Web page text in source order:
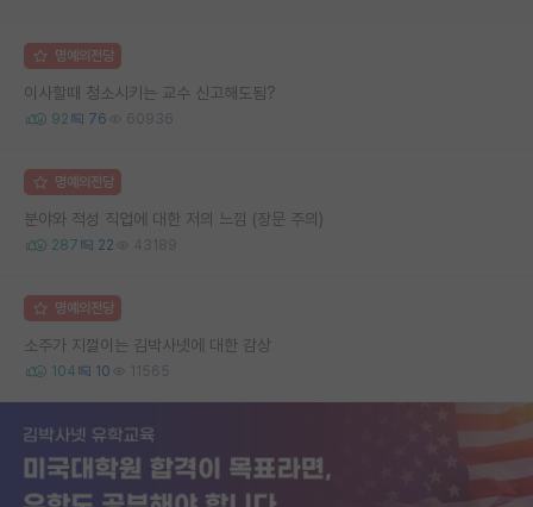
명예의전당
이사할때 청소시키는 교수 신고해도됨?
92 76 60936
명예의전당
분야와 적성 직업에 대한 저의 느낌 (장문 주의)
287 22 43189
명예의전당
소주가 지껄이는 김박사넷에 대한 감상
104 10 11565